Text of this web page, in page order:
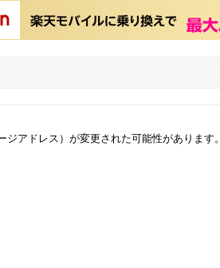
アドレス）が変更された可能性があります。